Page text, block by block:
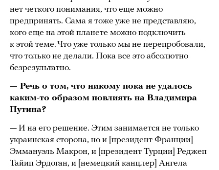
нет четкого понимания, что еще можно
предпринять. Сама я тоже уже не представляю,
кого еще на этой планете можно подключить
к этой теме. Что уже только мы не перепробовали,
что только не делали. Пока все это абсолютно
безрезультатно.
— Речь о том, что никому пока не удалось
каким-то образом повлиять на Владимира
Путина?
— И на его решение. Этим занимается не только
украинская сторона, но и [президент Франции]
Эммануэль Макрон, и [президент Турции] Реджеп
Тайип Эрдоган, и [немецкий канцлер] Ангела